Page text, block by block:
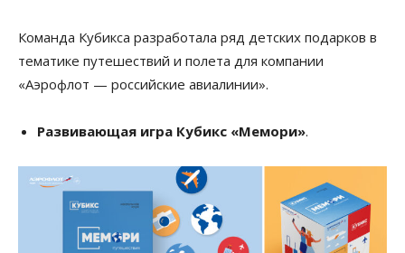
Команда Кубикса разработала ряд детских подарков в
тематике путешествий и полета для компании
«Аэрофлот — российские авиалинии».
Развивающая игра Кубикс «Мемори».